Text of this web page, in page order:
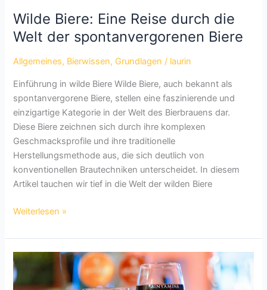
Wilde Biere: Eine Reise durch die
Welt der spontanvergorenen Biere
Allgemeines, Bierwissen, Grundlagen / laurin
Einführung in wilde Biere Wilde Biere, auch bekannt als
spontanvergorene Biere, stellen eine faszinierende und
einzigartige Kategorie in der Welt des Bierbrauens dar.
Diese Biere zeichnen sich durch ihre komplexen
Geschmacksprofile und ihre traditionelle
Herstellungsmethode aus, die sich deutlich von
konventionellen Brautechniken unterscheidet. In diesem
Artikel tauchen wir tief in die Welt der wilden Biere
Wilde
Eine
Reise
durch
die
Weiterlesen »